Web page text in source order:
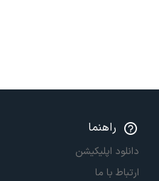
راهنما
دانلود اپلیکیشن
ارتباط با ما